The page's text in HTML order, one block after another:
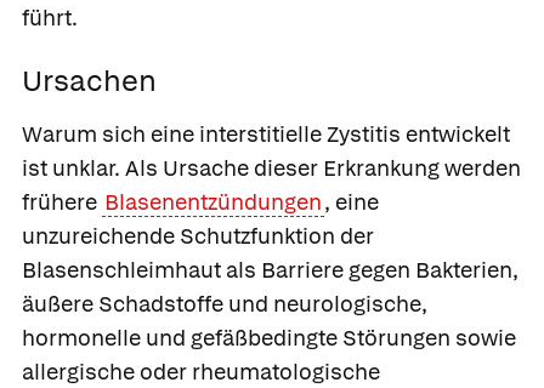
führt.
Ursachen
Warum sich eine interstitielle Zystitis entwickelt
ist unklar. Als Ursache dieser Erkrankung werden
frühere Blasenentzündungen, eine
unzureichende Schutzfunktion der
Blasenschleimhaut als Barriere gegen Bakterien,
äußere Schadstoffe und neurologische,
hormonelle und gefäßbedingte Störungen sowie
allergische oder rheumatologische